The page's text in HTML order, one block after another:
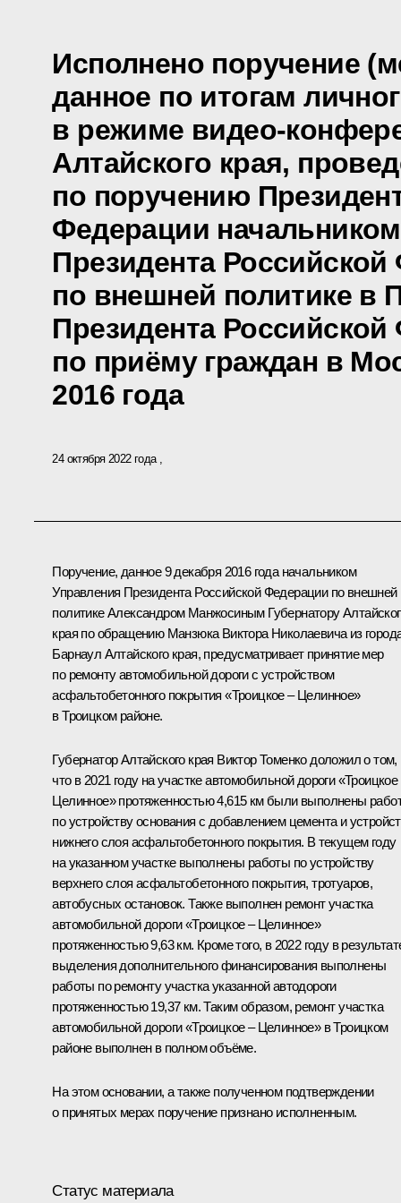
Исполнено поручение
данное по итогам
в режиме видео-
Алтайского края,
по поручению
Федерации
Президента
по внешней политике в
Президента
по приёму граждан в
2016 года
24 октября 2022 года
Поручение, данное 9 декабря 2016 года начальником
Управления Президента Российской Федерации по внешней
политике Александром Манжосиным Губернатору
края по обращению Манзюка Виктора Николаевича из
Барнаул Алтайского края, предусматривает принятие мер
по ремонту автомобильной дороги с устройством
асфальтобетонного покрытия «Троицкое – Целинное»
в Троицком районе.
Губернатор Алтайского края Виктор Томенко доложил о том,
что в 2021 году на участке автомобильной дороги «Троицкое
Целинное» протяженностью 4,615 км были выполнены
по устройству основания с добавлением цемента и
нижнего слоя асфальтобетонного покрытия. В текущем году
на указанном участке выполнены работы по устройству
верхнего слоя асфальтобетонного покрытия, тротуаров,
автобусных остановок. Также выполнен ремонт участка
автомобильной дороги «Троицкое – Целинное»
протяженностью 9,63 км. Кроме того, в 2022 году в
выделения дополнительного финансирования выполнены
работы по ремонту участка указанной автодороги
протяженностью 19,37 км. Таким образом, ремонт участка
автомобильной дороги «Троицкое – Целинное» в Троицком
районе выполнен в полном объёме.
На этом основании, а также полученном подтверждении
о принятых мерах поручение признано исполненным.
Статус материала